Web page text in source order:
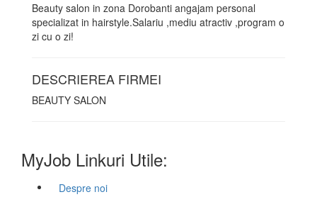
Beauty salon in zona Dorobanti angajam personal
specializat in hairstyle.Salariu ,mediu atractiv ,program o
zi cu o zi!
DESCRIEREA FIRMEI
BEAUTY SALON
MyJob Linkuri Utile:
Despre noi